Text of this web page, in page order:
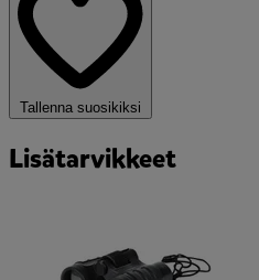
Tallenna suosikiksi
Lisätarvikkeet